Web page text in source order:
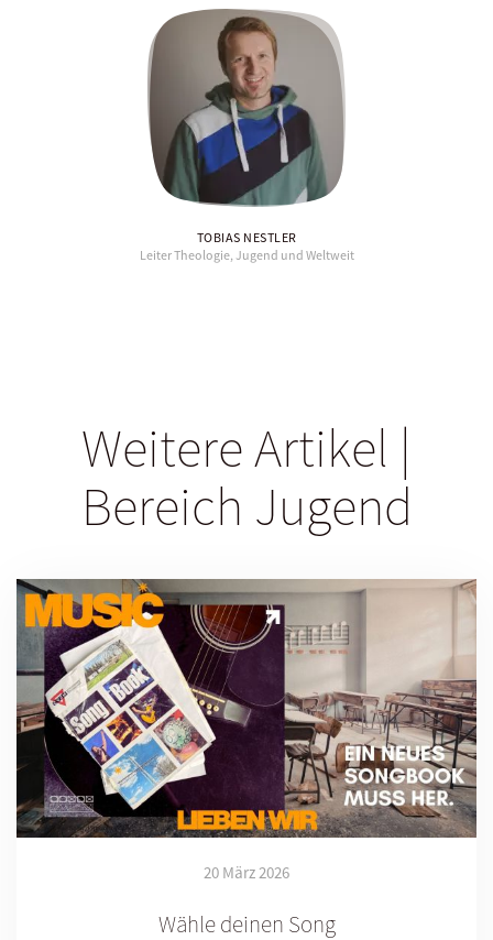
TOBIAS NESTLER
Leiter Theologie, Jugend und Weltweit
Weitere Artikel |
Bereich Jugend
20 März 2026
Wähle deinen Song